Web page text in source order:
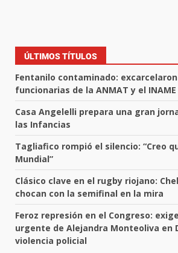
ÚLTIMOS TÍTULOS
Fentanilo contaminado:
funcionarias de la ANMAT y el INAME
Casa Angelelli prepara una gran
las Infancias
Tagliafico rompió el silencio: “Creo
Mundial”
Clásico clave en el rugby riojano:
chocan con la semifinal en la mira
Feroz represión en el Congreso:
urgente de Alejandra Monteoliva en
violencia policial